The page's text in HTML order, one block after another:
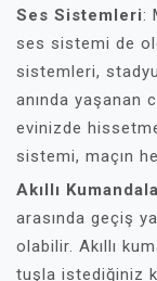
Ses Sistemleri:
ses sistemi de
sistemleri,
anında yaşanan
evinizde
sistemi, maçın
Akıllı
arasında geçiş
olabilir. Akıllı
tuşla istediğiniz